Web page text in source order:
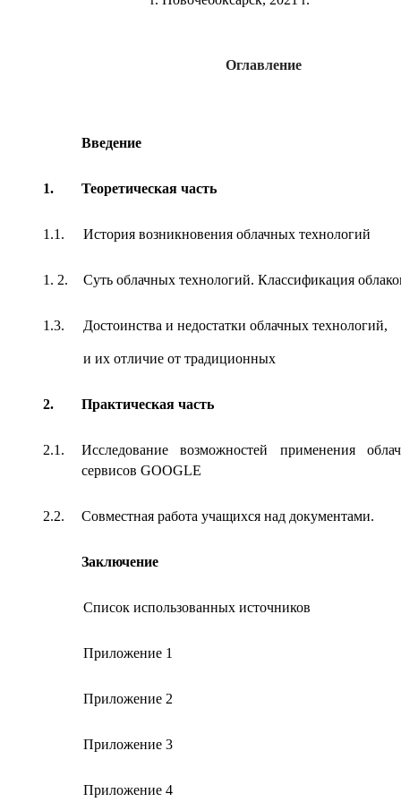
Оглавление
Введение
1. Теоретическая часть
1.1. История возникновения облачных технологий
1. 2. Суть облачных технологий. Классификация
1.3. Достоинства и недостатки облачных технологий,
и их отличие от традиционных
2. Практическая часть
2.1.
Исследование возможностей применения
сервисов GOOGLE
2.2. Совместная работа учащихся над документами.
Заключение
Список использованных источников
Приложение 1
Приложение 2
Приложение 3
Приложение 4